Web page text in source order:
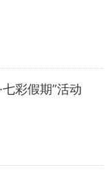
七彩假期”活动